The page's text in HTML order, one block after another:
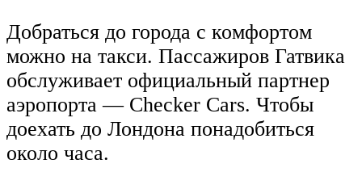
Добраться до города с комфортом
можно на такси. Пассажиров Гатвика
обслуживает официальный партнер
аэропорта — Checker Cars. Чтобы
доехать до Лондона понадобиться
около часа.